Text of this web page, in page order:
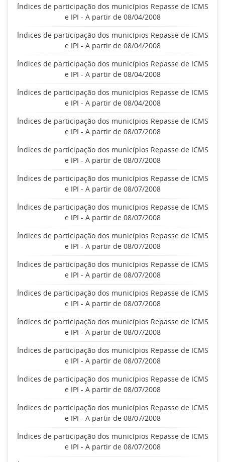
Índices de participação dos municípios Repasse de ICMS
e IPI - A partir de 08/04/2008
Índices de participação dos municípios Repasse de ICMS
e IPI - A partir de 08/04/2008
Índices de participação dos municípios Repasse de ICMS
e IPI - A partir de 08/04/2008
Índices de participação dos municípios Repasse de ICMS
e IPI - A partir de 08/04/2008
Índices de participação dos municípios Repasse de ICMS
e IPI - A partir de 08/07/2008
Índices de participação dos municípios Repasse de ICMS
e IPI - A partir de 08/07/2008
Índices de participação dos municípios Repasse de ICMS
e IPI - A partir de 08/07/2008
Índices de participação dos municípios Repasse de ICMS
e IPI - A partir de 08/07/2008
Índices de participação dos municípios Repasse de ICMS
e IPI - A partir de 08/07/2008
Índices de participação dos municípios Repasse de ICMS
e IPI - A partir de 08/07/2008
Índices de participação dos municípios Repasse de ICMS
e IPI - A partir de 08/07/2008
Índices de participação dos municípios Repasse de ICMS
e IPI - A partir de 08/07/2008
Índices de participação dos municípios Repasse de ICMS
e IPI - A partir de 08/07/2008
Índices de participação dos municípios Repasse de ICMS
e IPI - A partir de 08/07/2008
Índices de participação dos municípios Repasse de ICMS
e IPI - A partir de 08/07/2008
Índices de participação dos municípios Repasse de ICMS
e IPI - A partir de 08/07/2008